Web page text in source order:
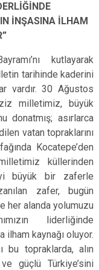
İNŞASINA İLHAM
kutlayarak
tarihinde kaderini
vardır. 30 Ağustos
milletimiz, büyük
donatmış; asırlarca
vatan topraklarını
Kocatepe’den
küllerinden
büyük bir zaferle
zafer, bugün
her alanda yolumuzu
liderliğinde
ilham kaynağı oluyor.
bu topraklarda, alın
güçlü Türkiye’sini